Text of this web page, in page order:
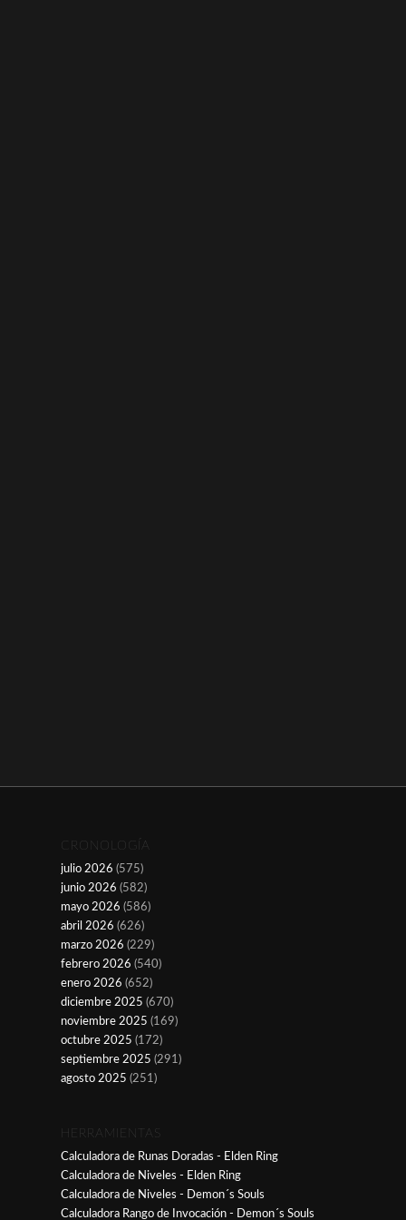
CRONOLOGÍA
julio 2026 (575)
junio 2026 (582)
mayo 2026 (586)
abril 2026 (626)
marzo 2026 (229)
febrero 2026 (540)
enero 2026 (652)
diciembre 2025 (670)
noviembre 2025 (169)
octubre 2025 (172)
septiembre 2025 (291)
agosto 2025 (251)
HERRAMIENTAS
Calculadora de Runas Doradas - Elden Ring
Calculadora de Niveles - Elden Ring
Calculadora de Niveles - Demon´s Souls
Calculadora Rango de Invocación - Demon´s Souls